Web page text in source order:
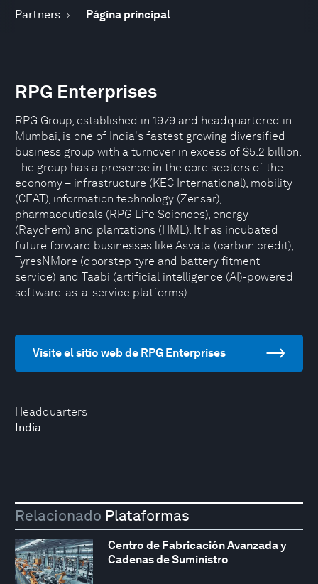
Partners Página principal
Headquarters
India
RPG Enterprises
RPG Group, established in 1979 and headquartered in
Mumbai, is one of India's fastest growing diversified
business group with a turnover in excess of $5.2 billion.
The group has a presence in the core sectors of the
economy – infrastructure (KEC International), mobility
(CEAT), information technology (Zensar),
pharmaceuticals (RPG Life Sciences), energy
(Raychem) and plantations (HML). It has incubated
future forward businesses like Asvata (carbon credit),
TyresNMore (doorstep tyre and battery fitment
service) and Taabi (artificial intelligence (AI)-powered
software-as-a-service platforms).
Visite el sitio web de RPG Enterprises
Relacionado Plataformas
Centro de Fabricación Avanzada y
Cadenas de Suministro